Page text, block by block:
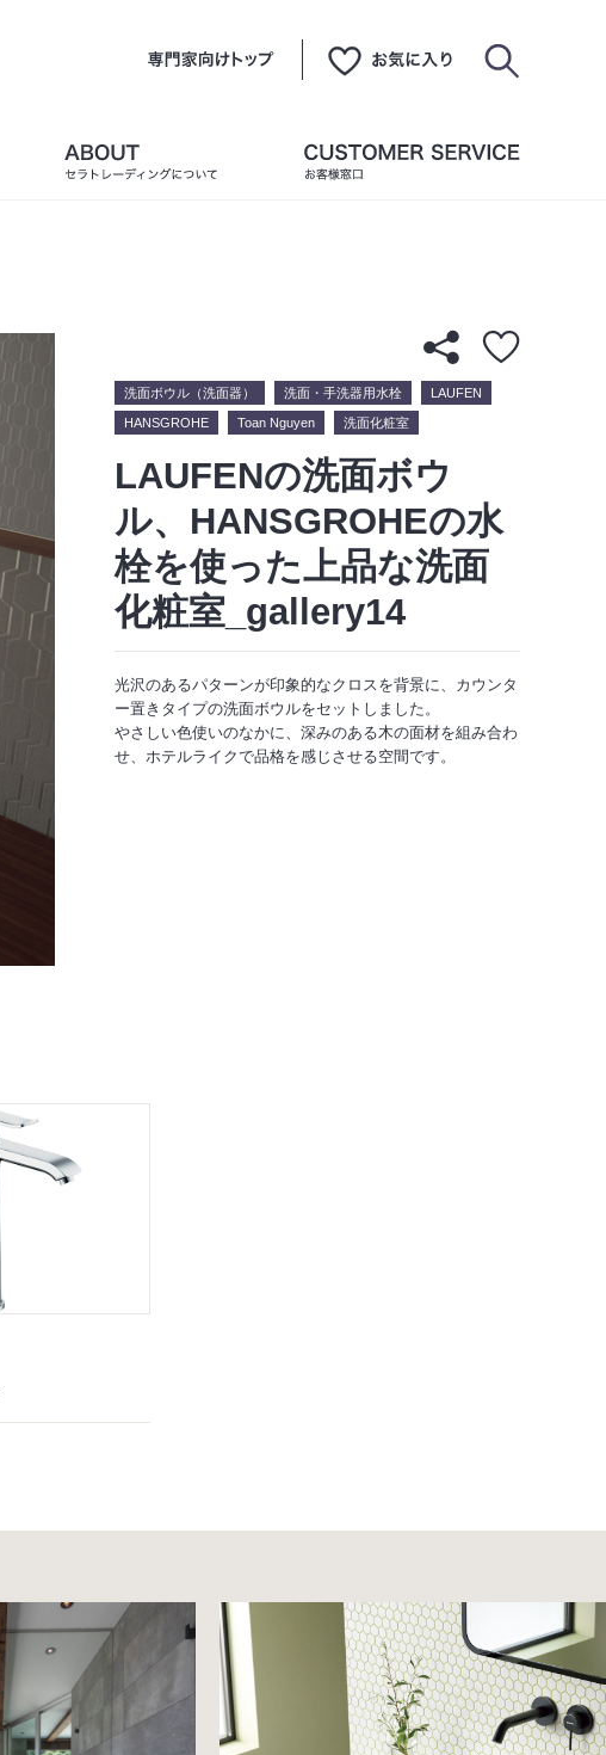
洗面ボウル（洗面器） 洗面・手洗器用水栓 LAUFEN
HANSGROHE Toan Nguyen 洗面化粧室
LAUFENの洗面ボウ
ル、HANSGROHEの水
栓を使った上品な洗面
化粧室_gallery14
光沢のあるパターンが印象的なクロスを背景に、カウンタ
ー置きタイプの洗面ボウルをセットしました。
やさしい色使いのなかに、深みのある木の面材を組み合わ
せ、ホテルライクで品格を感じさせる空間です。